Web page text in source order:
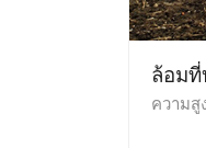
ล้อม
ความสู